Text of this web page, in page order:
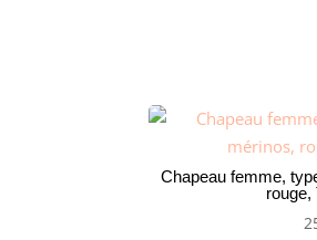
Chapeau femme,
rouge,